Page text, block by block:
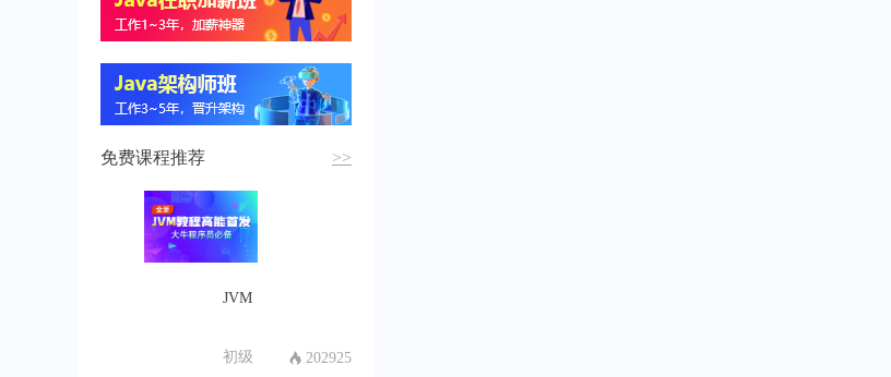
免费课程推荐 >>
JVM
初级 202925